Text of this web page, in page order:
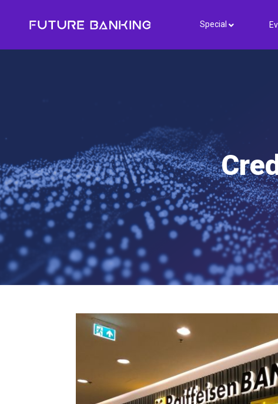
Special